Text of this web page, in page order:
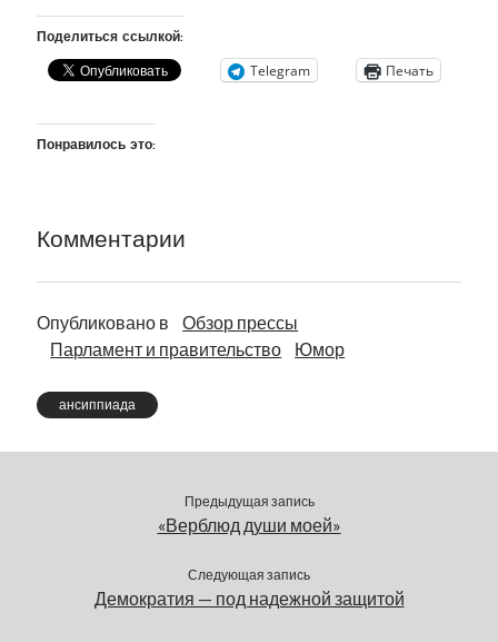
Поделиться ссылкой:
Telegram Печать
Понравилось это:
Комментарии
Опубликовано в
Обзор прессы
Парламент и правительство
Юмор
ансиппиада
Предыдущая запись
«Верблюд души моей»
Следующая запись
Демократия — под надежной защитой